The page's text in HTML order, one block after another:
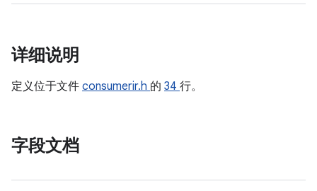
详细说明
定义位于文件 consumerir.h 的 34 行。
字段文档